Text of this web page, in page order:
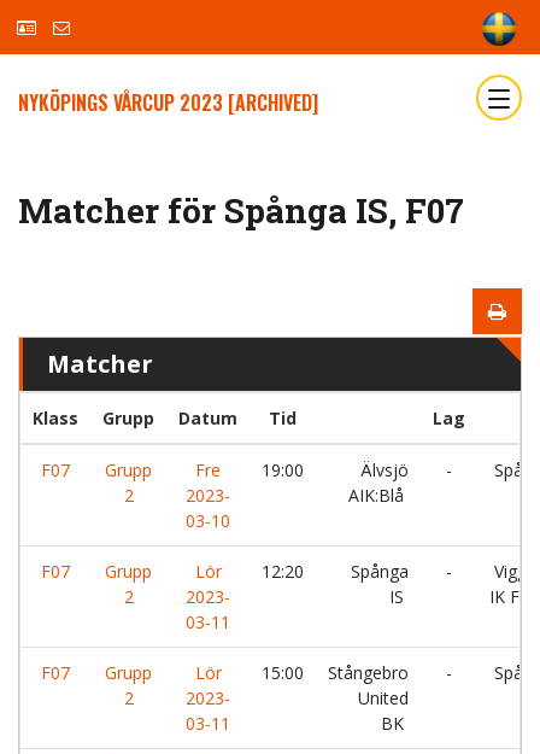
NYKÖPINGS VÅRCUP 2023 [ARCHIVED]
Matcher för Spånga IS, F07
Matcher
Klass Grupp Datum Tid Lag
F07
Grupp
2
Fre
2023-
03-10
19:00
Älvsjö
AIK:Blå
-
F07
Grupp
2
Lör
2023-
03-11
12:20
Spånga
IS
-
IK FF
F07
Grupp
2
Lör
2023-
03-11
15:00
Stångebro
United
BK
-